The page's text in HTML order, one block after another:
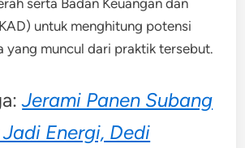
untuk menghitung potensi
yang muncul dari praktik tersebut.
Jerami Panen Subang
Energi, Dedi